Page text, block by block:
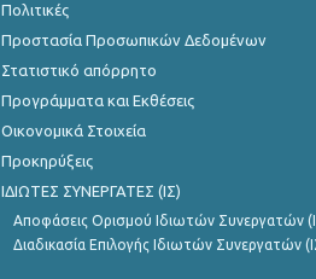
Αυγούστου 2023
Ιουνίου 2023
Μαΐου 2023
Απριλίου 2023
Πολιτικές
Προστασία Προσωπικών Δεδομένων
Στατιστικό απόρρητο
Προγράμματα και Εκθέσεις
Οικονομικά Στοιχεία
Προκηρύξεις
ΙΔΙΩΤΕΣ ΣΥΝΕΡΓΑΤΕΣ (ΙΣ)
Αποφάσεις Ορισμού Ιδιωτών Συνεργατών
Διαδικασία Επιλογής Ιδιωτών Συνεργατών